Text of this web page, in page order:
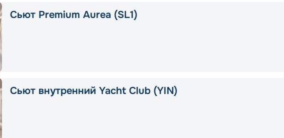
Сьют Premium Aurea (SL1)
Сьют внутренний Yacht Club (YIN)